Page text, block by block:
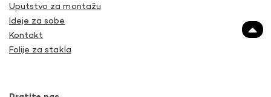
Uputstvo za montažu
Ideje za sobe
Kontakt
Folije za stakla